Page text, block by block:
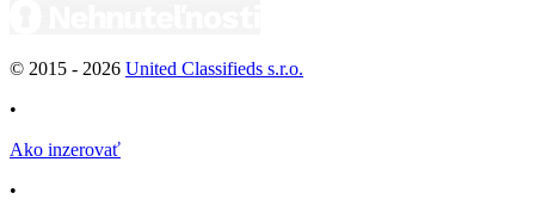
© 2015 - 2026 United Classifieds s.r.o.
•
Ako inzerovať
•